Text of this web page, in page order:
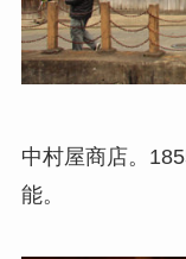
中村屋商店。
能。